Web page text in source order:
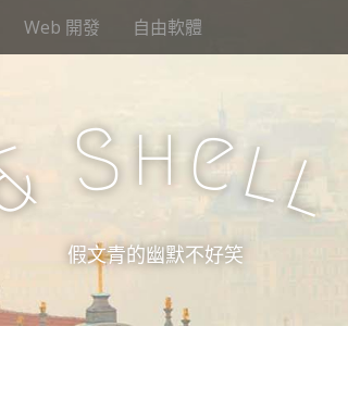
Web 開發 自由軟體
Shell
假文青的幽默不好笑